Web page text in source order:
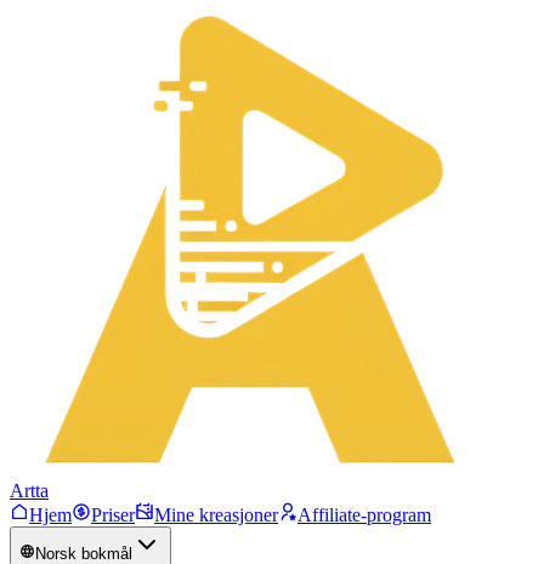
Artta
Hjem
Priser Mine kreasjoner Affiliate-program
Norsk bokmål